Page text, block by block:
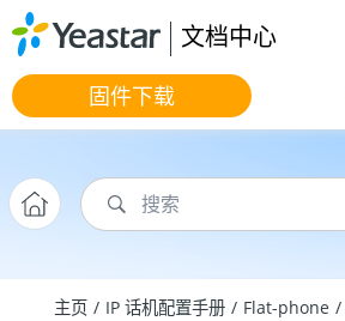
跳转到主要内容
文档中心
固件下载
主页 IP 话机配置手册
Flat-phone